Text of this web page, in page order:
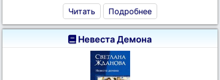
Читать Подробнее
Невеста Демона